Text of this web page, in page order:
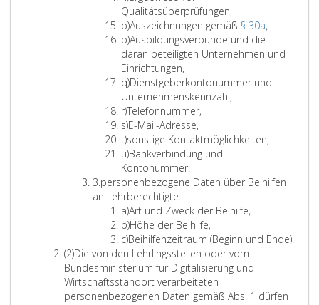
ja
k
r
a
l
t
e
r
a
m
i
t
e
r
a
n
Qualitätsüberprüfungen,
o)L
i
t
e
r
a
o
Auszeichnungen gemäß § 30a,
s
e
n
g
e
P
p)L
i
t
e
r
a
p
Ausbildungsverbünde und die
daran beteiligten Unternehmen und
Einrichtungen,
q)L
i
t
e
r
a
q
Dienstgeberkontonummer und
Unternehmenskennzahl,
r)L
i
t
e
r
a
r
Telefonnummer,
s)L
i
t
e
r
a
s
E-Mail-Adresse,
t)L
i
t
e
r
a
t
sonstige Kontaktmöglichkeiten,
u)L
i
t
e
r
a
u
Bankverbindung und
Kontonummer.
3.Z
i
r
3
personenbezogene Daten über Beihilfen
an Lehrberechtigte:
a)L
i
t
e
r
a
a
Art und Zweck der Beihilfe,
b)L
i
e
r
a
Höhe der Beihilfe,
c)L
i
t
e
r
Beihilfenzeitraum (Beginn und Ende).
(2)A
b
s
a
Die von den Lehrlingsstellen oder vom
Bundesministerium für Digitalisierung und
Wirtschaftsstandort verarbeiteten
personenbezogenen Daten gemäß Abs. 1 dürfen